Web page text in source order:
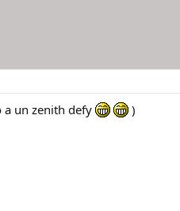
a un zenith defy )